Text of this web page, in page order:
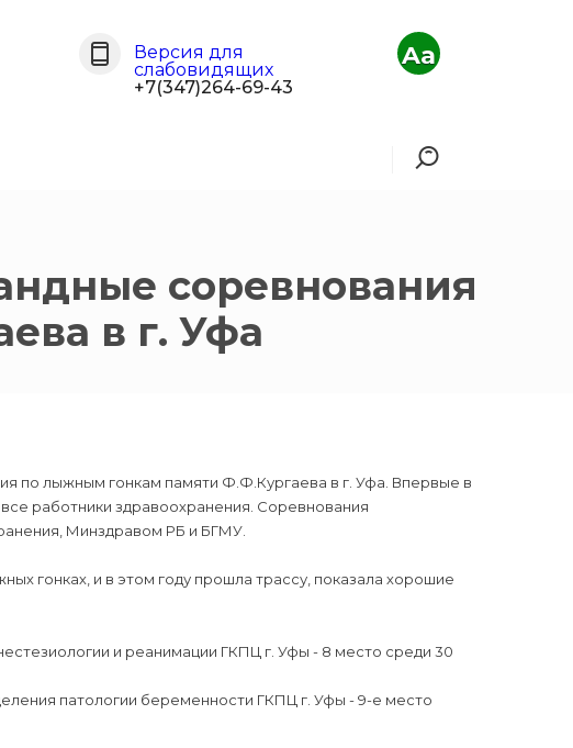
Версия для
слабовидящих
+7(347)264-69-43
Aa
соревнования
в г. Уфа
по лыжным гонкам памяти Ф.Ф.Кургаева в г. Уфа. Впервые в
работники здравоохранения. Соревнования
Минздравом РБ и БГМУ.
гонках, и в этом году прошла трассу, показала хорошие
и реанимации ГКПЦ г. Уфы - 8 место среди 30
патологии беременности ГКПЦ г. Уфы - 9-е место